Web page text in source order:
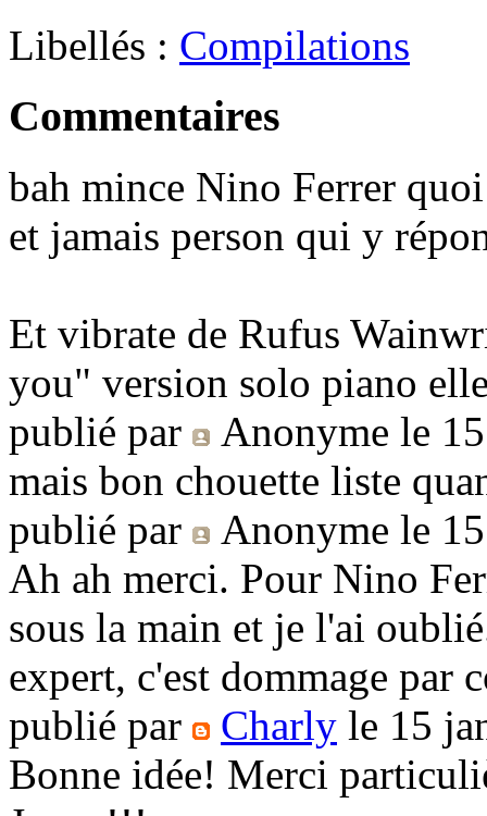
Libellés : Compilations
Commentaires
bah mince Nino Ferrer
et jamais person qui y
Et vibrate de Rufus
you" version solo piano
publié par
Anonyme le
mais bon chouette liste
publié par
Anonyme le
Ah ah merci. Pour Nino
sous la main et je l'ai
expert, c'est dommage par
publié par
Charly le 15
Bonne idée! Merci